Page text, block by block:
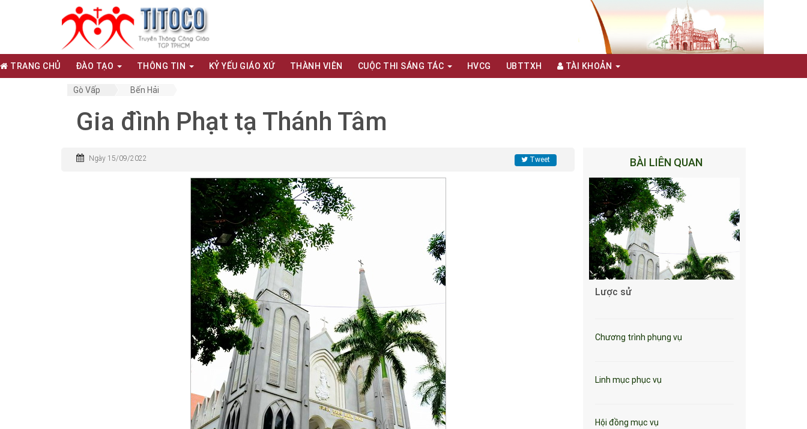
TRANG CHỦ ĐÀO TẠO THÔNG TIN KỶ YẾU GIÁO XỨ THÀNH VIÊN CUỘC THI SÁNG TÁC HVCG UBTTXH TÀI KHOẢN
Gò Vấp Bến Hải
Gia đình Phạt tạ Thánh Tâm
Ngày 15/09/2022 Tweet BÀI LIÊN QUAN
Lược sử
Chương trình phụng vụ
Linh mục phục vụ
Hội đồng mục vụ